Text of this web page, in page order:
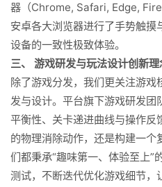
器（Chrome, Safari, Edge,
安卓各大浏览器进行了手势触
设备的一致性极致体验。
三、 游戏研发与玩法设计创新理
除了游戏分发，我们更关注游
发与设计。平台旗下游戏研发团
平衡性、关卡递进曲线与操作反
的物理消除动作，还是构建一
们都秉承“趣味第一、体验至上”
测试，不断迭代优化游戏细节，